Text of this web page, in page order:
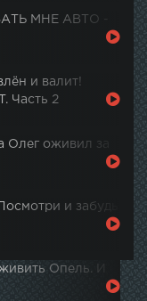
МНЕ АВТО -
и валит!
Часть 2
Олег оживил за
и забудь
Опель. И